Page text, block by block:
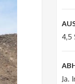
4,5
Ja.